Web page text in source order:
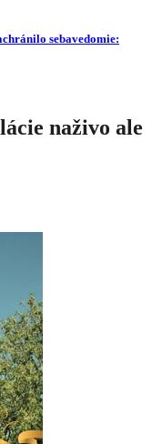
sebavedomie:
naživo ale